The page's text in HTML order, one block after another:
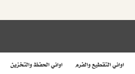
اواني التقطيع والفرم اواني الحفظ والتخزين